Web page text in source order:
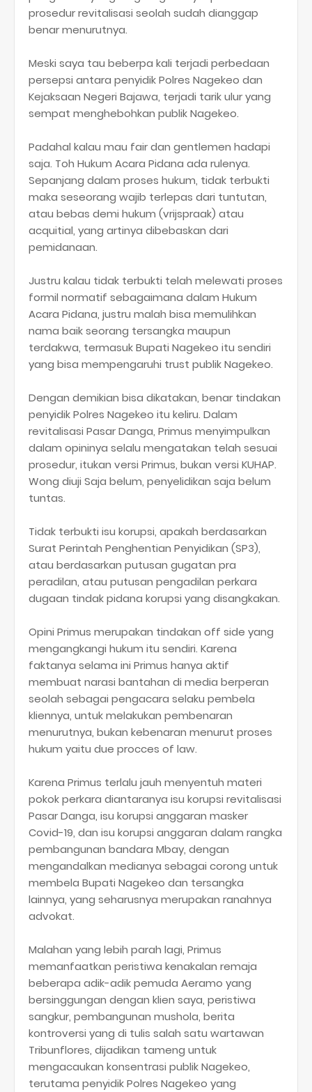
prosedur revitalisasi seolah sudah dianggap
benar menurutnya.
Meski saya tau beberpa kali terjadi perbedaan
persepsi antara penyidik Polres Nagekeo dan
Kejaksaan Negeri Bajawa, terjadi tarik ulur yang
sempat menghebohkan publik Nagekeo.
Padahal kalau mau fair dan gentlemen hadapi
saja. Toh Hukum Acara Pidana ada rulenya.
Sepanjang dalam proses hukum, tidak terbukti
maka seseorang wajib terlepas dari tuntutan,
atau bebas demi hukum (vrijspraak) atau
acquitial, yang artinya dibebaskan dari
pemidanaan.
Justru kalau tidak terbukti telah melewati proses
formil normatif sebagaimana dalam Hukum
Acara Pidana, justru malah bisa memulihkan
nama baik seorang tersangka maupun
terdakwa, termasuk Bupati Nagekeo itu sendiri
yang bisa mempengaruhi trust publik Nagekeo.
Dengan demikian bisa dikatakan, benar tindakan
penyidik Polres Nagekeo itu keliru. Dalam
revitalisasi Pasar Danga, Primus menyimpulkan
dalam opininya selalu mengatakan telah sesuai
prosedur, itukan versi Primus, bukan versi KUHAP.
Wong diuji Saja belum, penyelidikan saja belum
tuntas.
Tidak terbukti isu korupsi, apakah berdasarkan
Surat Perintah Penghentian Penyidikan (SP3),
atau berdasarkan putusan gugatan pra
peradilan, atau putusan pengadilan perkara
dugaan tindak pidana korupsi yang disangkakan.
Opini Primus merupakan tindakan off side yang
mengangkangi hukum itu sendiri. Karena
faktanya selama ini Primus hanya aktif
membuat narasi bantahan di media berperan
seolah sebagai pengacara selaku pembela
kliennya, untuk melakukan pembenaran
menurutnya, bukan kebenaran menurut proses
hukum yaitu due procces of law.
Karena Primus terlalu jauh menyentuh materi
pokok perkara diantaranya isu korupsi revitalisasi
Pasar Danga, isu korupsi anggaran masker
Covid-19, dan isu korupsi anggaran dalam rangka
pembangunan bandara Mbay, dengan
mengandalkan medianya sebagai corong untuk
membela Bupati Nagekeo dan tersangka
lainnya, yang seharusnya merupakan ranahnya
advokat.
Malahan yang lebih parah lagi, Primus
memanfaatkan peristiwa kenakalan remaja
beberapa adik-adik pemuda Aeramo yang
bersinggungan dengan klien saya, peristiwa
sangkur, pembangunan mushola, berita
kontroversi yang di tulis salah satu wartawan
Tribunflores, dijadikan tameng untuk
mengacaukan konsentrasi publik Nagekeo,
terutama penyidik Polres Nagekeo yang